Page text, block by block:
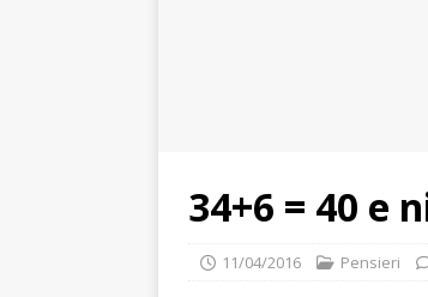
34+6 = 40 e
11/04/2016 Pensieri